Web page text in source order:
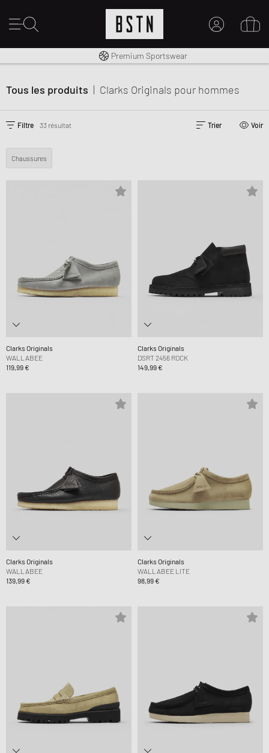
CRÉER UN COMPTE
Livraison gratuite dès 100€
Premium Sportswear
Tous les produits | Clarks Originals pour hommes
Filtre 33 résultat Trier Voir
Chaussures
Clarks Originals
WALLABEE
119,99 €
Clarks Originals
DSRT 2456 ROCK
149,99 €
Clarks Originals
WALLABEE
139,99 €
Clarks Originals
WALLABEE LITE
98,99 €